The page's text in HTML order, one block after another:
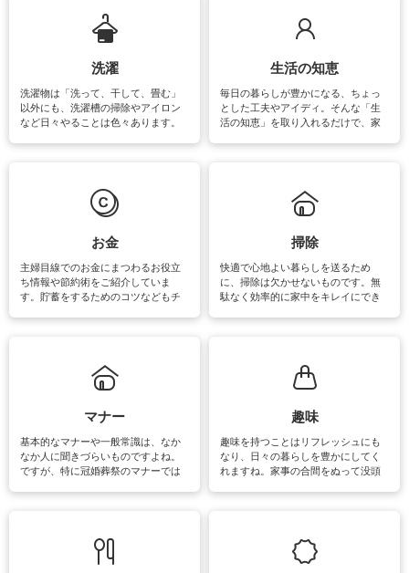
洗濯
洗濯物は「洗って、干して、畳む」
以外にも、洗濯槽の掃除やアイロン
など日々やることは色々あります。
マットなどの大きな洗濯物も、正し
い洗い方をすれば自宅で洗うことが
報やお悩み解消のための情報をご紹
生活の知恵
毎日の暮らしが豊かになる、ちょっ
とした工夫やアイディ。そんな「生
活の知恵」を取り入れるだけで、家
お金
主婦目線でのお金にまつわるお役立
ち情報や節約術をご紹介していま
す。貯蓄をするためのコツなどもチ
掃除
快適で心地よい暮らしを送るため
に、掃除は欠かせないものです。無
駄なく効率的に家中をキレイにでき
るお悩みを解消できるお役立ち情報
がたくさんあります。
マナー
基本的なマナーや一般常識は、なか
なか人に聞きづらいものですよね。
ですが、特に冠婚葬祭のマナーでは
趣味
趣味を持つことはリフレッシュにも
なり、日々の暮らしを豊かにしてく
れますね。家事の合間をぬって没頭
楽しめそうな趣味に関する情報をご
紹介しています。